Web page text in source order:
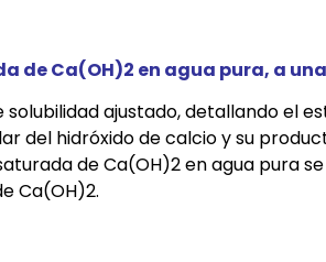
de Ca(OH)2 en agua pura, a
ajustado, detallando el
del hidróxido de calcio y su
de Ca(OH)2 en agua pura
Ca(OH)2.